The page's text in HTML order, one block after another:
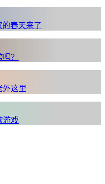
春天来了
？
外这里
游戏